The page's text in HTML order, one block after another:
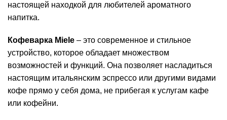
настоящей находкой для любителей ароматного
напитка.
Кофеварка Miele – это современное и стильное
устройство, которое обладает множеством
возможностей и функций. Она позволяет насладиться
настоящим итальянским эспрессо или другими видами
кофе прямо у себя дома, не прибегая к услугам кафе
или кофейни.